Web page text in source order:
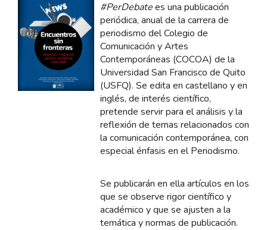
#PerDebatees una publicación
periódica, anual de la carrera de
periodismo del Colegio de
Comunicación y Artes
Contemporáneas (COCOA) de la
Universidad San Francisco de Quito
(USFQ). Se edita en castellano y en
inglés, de interés científico,
pretende servir para el análisis y la
reflexión de temas relacionados con
la comunicación contemporánea, con
especial énfasis en el Periodismo.
Se publicarán en ella artículos en los
que se observe rigor científico y
académico y que se ajusten a la
temática y normas de publicación.